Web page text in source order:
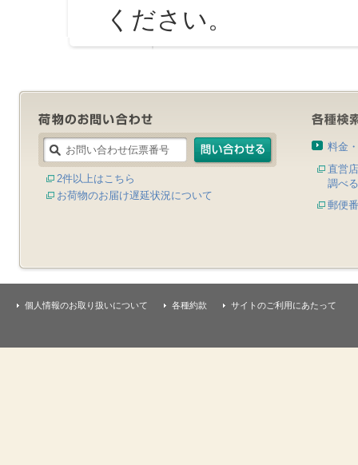
ください。
2件以上はこちら
お荷物のお届け遅延状況について
料金
直営
調べる
郵便
個人情報のお取り扱いについて 各種約款 サイトのご利用にあたって